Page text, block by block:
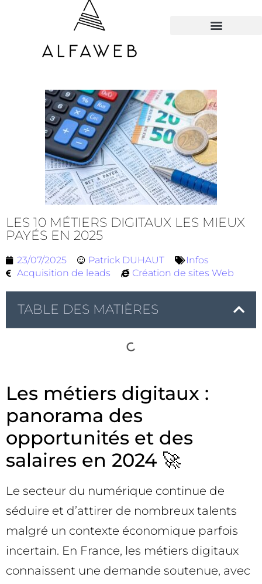
LES 10 MÉTIERS DIGITAUX LES MIEUX
PAYÉS EN 2025
23/07/2025 Patrick DUHAUT
Infos
Acquisition de leads
Création de sites Web
TABLE DES MATIÈRES
Les métiers digitaux :
panorama des
opportunités et des
salaires en 2024 🚀
Le secteur du numérique continue de
séduire et d’attirer de nombreux talents
malgré un contexte économique parfois
incertain. En France, les métiers digitaux
connaissent une demande soutenue, avec